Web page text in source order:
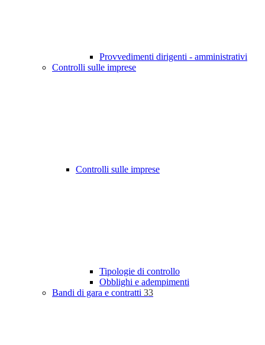
Provvedimenti dirigenti - amministrativi
Controlli sulle imprese
Controlli sulle imprese
Tipologie di controllo
Obblighi e adempimenti
Bandi di gara e contratti 33